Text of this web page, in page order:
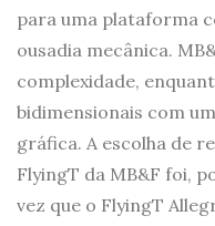
para uma plataforma
ousadia mecânica.
complexidade,
bidimensionais com
gráfica. A escolha de
FlyingT da MB&F foi,
vez que o FlyingT